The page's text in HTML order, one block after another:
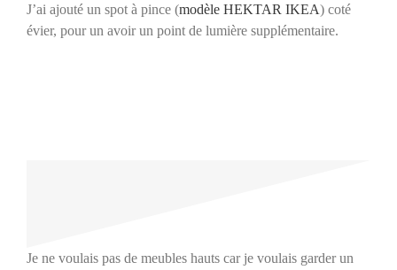
J’ai ajouté un spot à pince (modèle HEKTAR IKEA) coté
évier, pour un avoir un point de lumière supplémentaire.
Je ne voulais pas de meubles hauts car je voulais garder un